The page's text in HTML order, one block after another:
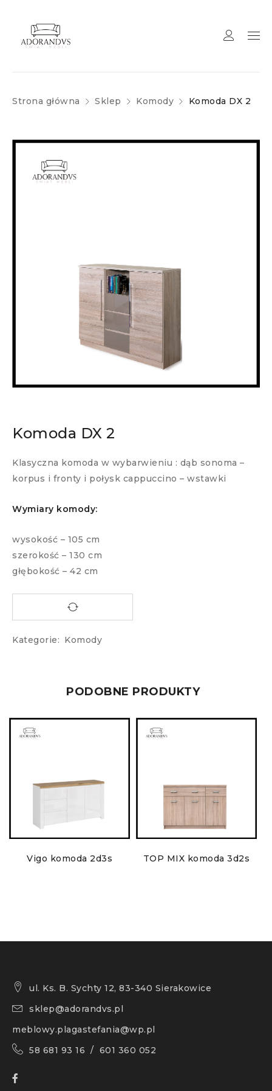
Strona główna Sklep Komody Komoda DX 2
Komoda DX 2
Klasyczna komoda w wybarwieniu : dąb sonoma –
korpus i fronty i połysk cappuccino – wstawki
Wymiary komody:
wysokość – 105 cm
szerokość – 130 cm
głębokość – 42 cm
Kategorie: Komody
PODOBNE PRODUKTY
Vigo komoda 2d3s TOP MIX komoda 3d2s
ul. Ks. B. Sychty 12, 83-340 Sierakowice
sklep@adorandvs.pl
meblowy.plagastefania@wp.pl
58 681 93 16 / 601 360 052